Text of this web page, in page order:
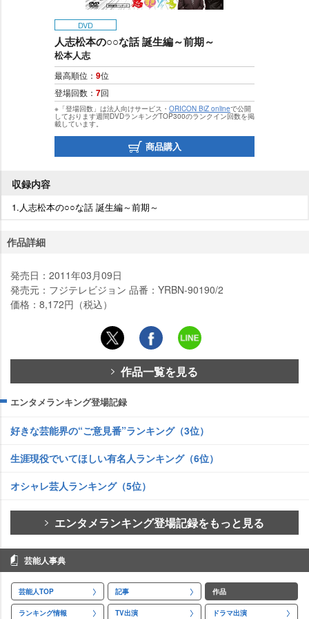
DVD
人志松本の○○な話 誕生編～前期～
松本人志
最高順位： 9位
登場回数： 7回
※「登場回数」は法人向けサービス・ ORICON BiZ onlineで公開
しております週間DVDランキングTOP300のランクイン回数を掲
載しています。
商品購入
収録内容
1.人志松本の○○な話 誕生編～前期～
作品詳細
発売日：2011年03月09日
発売元：フジテレビジョン 品番：YRBN-90190/2
価格：8,172円（税込）
作品一覧を見る
エンタメランキング登場記録
好きな芸能界の“ご意見番”ランキング（3位）
生涯現役でいてほしい有名人ランキング（6位）
オシャレ芸人ランキング（5位）
エンタメランキング登場記録をもっと見る
芸能人事典
芸能人TOP 記事 作品
ランキング情報 TV出演 ドラマ出演